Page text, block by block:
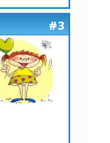
#3